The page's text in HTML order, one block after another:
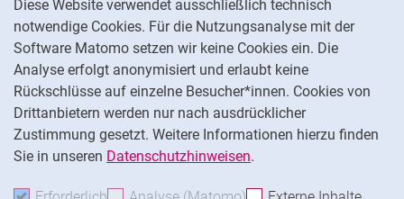
Diese Website verwendet ausschließlich technisch
notwendige Cookies. Für die Nutzungsanalyse mit der
Software Matomo setzen wir keine Cookies ein. Die
Analyse erfolgt anonymisiert und erlaubt keine
Rückschlüsse auf einzelne Besucher*innen. Cookies von
Drittanbietern werden nur nach ausdrücklicher
Zustimmung gesetzt. Weitere Informationen hierzu finden
Sie in unseren Datenschutzhinweisen.
Barrierefreiheit
Transparenter KI-Einsatz
Impressum
Externer Link: Universität Kassel auf
Facebook(öffnet neues Fenster)
Externer Link: Universität Kassel auf
Instagram (öffnet neues Fenster)